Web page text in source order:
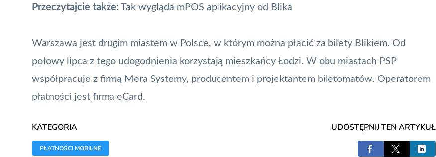
Przeczytajcie także: Tak wygląda mPOS aplikacyjny od Blika
Warszawa jest drugim miastem w Polsce, w którym można płacić za bilety Blikiem. Od
połowy lipca z tego udogodnienia korzystają mieszkańcy Łodzi. W obu miastach PSP
współpracuje z firmą Mera Systemy, producentem i projektantem biletomatów. Operatorem
płatności jest firma eCard.
KATEGORIA
PŁATNOŚCI MOBILNE
UDOSTĘPNIJ TEN ARTYKUŁ